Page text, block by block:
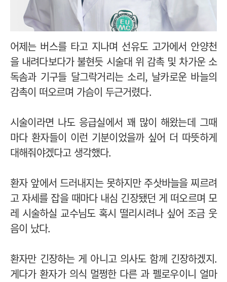
어제는 버스를 타고 지나며 선유도 고가에서 안양천
을 내려다보다가 불현듯 시술대 위 감촉 및 차가운 소
독솜과 기구들 달그락거리는 소리, 날카로운 바늘의
감촉이 떠오르며 가슴이 두근거렸다.
시술이라면 나도 응급실에서 꽤 많이 해왔는데 그때
마다 환자들이 이런 기분이었을까 싶어 더 따뜻하게
대해줘야겠다고 생각했다.
환자 앞에서 드러내지는 못하지만 주삿바늘을 찌르려
고 자세를 잡을 때마다 내심 긴장됐던 게 떠오르며 모
레 시술하실 교수님도 혹시 떨리시려나 싶어 조금 웃
음이 났다.
환자만 긴장하는 게 아니고 의사도 함께 긴장하겠지.
게다가 환자가 의식 멀쩡한 다른 과 펠로우이니 얼마